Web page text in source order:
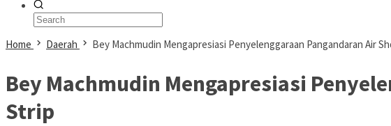
Home Daerah Bey Machmudin Mengapresiasi Penyelenggaraan Pangandaran Air
Bey Machmudin Mengapresiasi
Strip